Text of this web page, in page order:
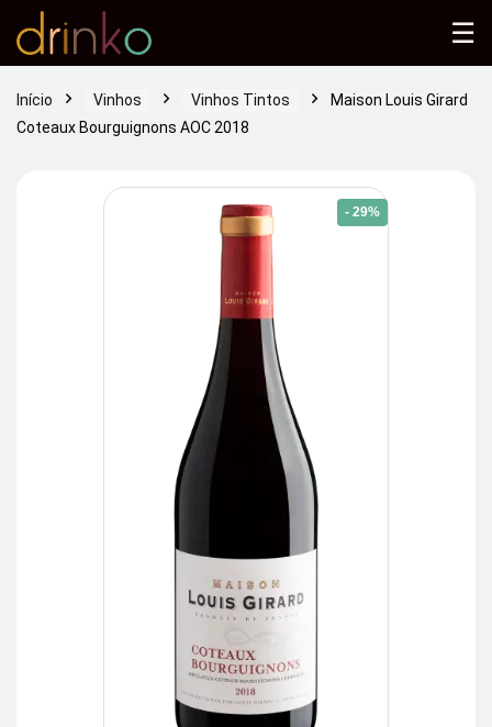
Início Vinhos Vinhos Tintos
Maison Louis Girard
Coteaux Bourguignons AOC 2018
- 29%
☰